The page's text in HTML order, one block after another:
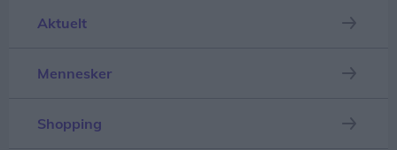
ikke at gå på stand by, hvilket fire voksne herrer
fra Sæby er et godt bevis på.
Aktuelt
Mennesker
Shopping